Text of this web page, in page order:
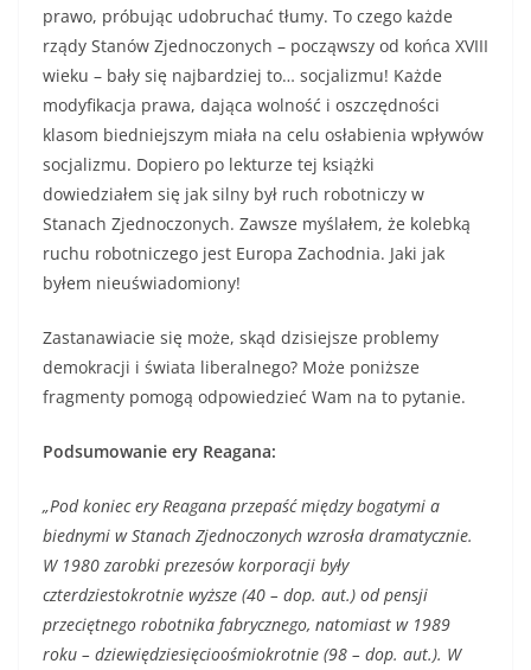
prawo, próbując udobruchać tłumy. To czego każde
rządy Stanów Zjednoczonych – począwszy od końca XVIII
wieku – bały się najbardziej to… socjalizmu! Każde
modyfikacja prawa, dająca wolność i oszczędności
klasom biedniejszym miała na celu osłabienia wpływów
socjalizmu. Dopiero po lekturze tej książki
dowiedziałem się jak silny był ruch robotniczy w
Stanach Zjednoczonych. Zawsze myślałem, że kolebką
ruchu robotniczego jest Europa Zachodnia. Jaki jak
byłem nieuświadomiony!
Zastanawiacie się może, skąd dzisiejsze problemy
demokracji i świata liberalnego? Może poniższe
fragmenty pomogą odpowiedzieć Wam na to pytanie.
Podsumowanie ery Reagana:
„Pod koniec ery Reagana przepaść między bogatymi a
biednymi w Stanach Zjednoczonych wzrosła dramatycznie.
W 1980 zarobki prezesów korporacji były
czterdziestokrotnie wyższe (40 – dop. aut.) od pensji
przeciętnego robotnika fabrycznego, natomiast w 1989
roku – dziewiędziesięcioośmiokrotnie (98 – dop. aut.). W